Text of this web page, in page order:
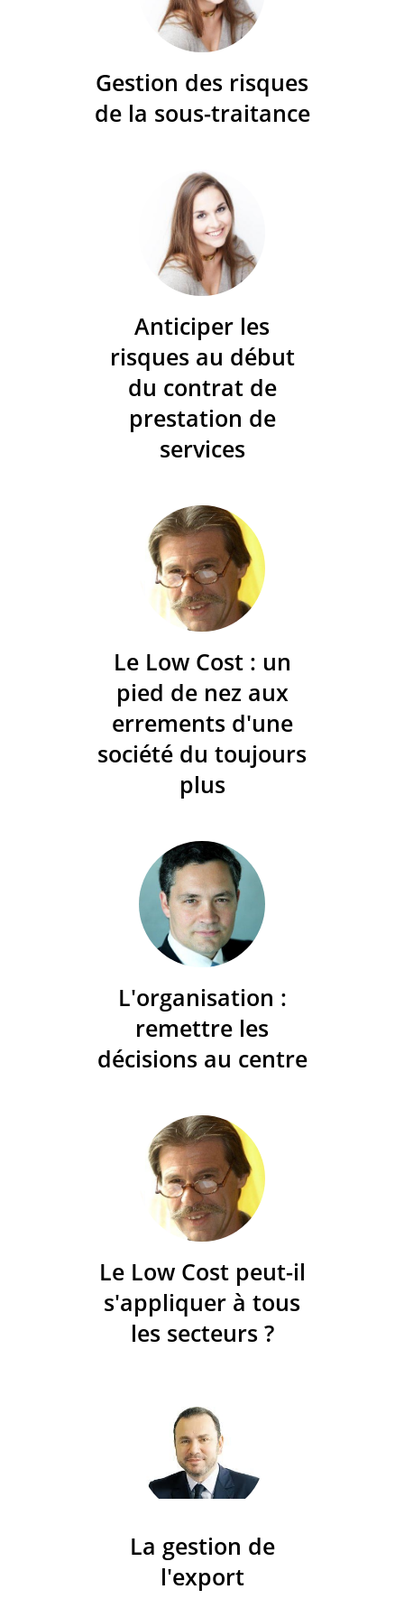
Gestion des risques
de la sous-traitance
Anticiper les
risques au début
du contrat de
prestation de
services
Le Low Cost : un
pied de nez aux
errements d'une
société du toujours
plus
L'organisation :
remettre les
décisions au centre
Le Low Cost peut-il
s'appliquer à tous
les secteurs ?
La gestion de
l'export